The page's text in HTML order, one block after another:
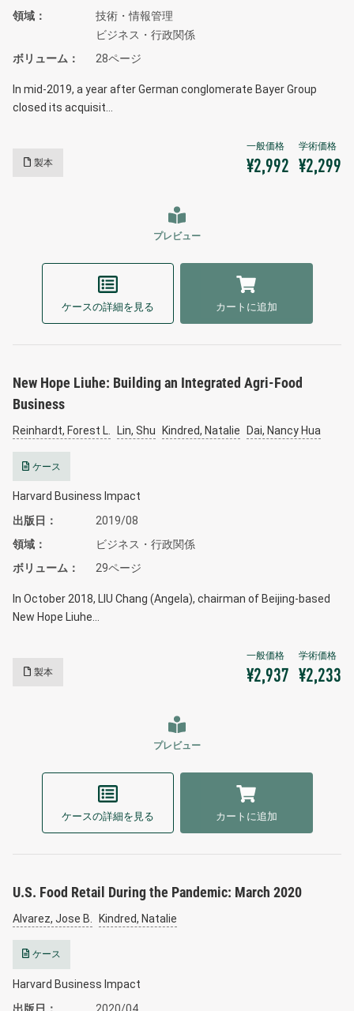
領域
技術・情報管理
ビジネス・行政関係
ボリューム
28ページ
In mid-2019, a year after German conglomerate Bayer Group
closed its acquisit…
製本 ¥2,992 ¥2,299
プレビュー
ケースの詳細を見る カートに追加
New Hope Liuhe: Building an Integrated Agri-Food
Business
Reinhardt, Forest L. Lin, Shu Kindred, Natalie Dai, Nancy Hua
ケース
Harvard Business Impact
出版日
2019/08
領域
ビジネス・行政関係
ボリューム
29ページ
In October 2018, LIU Chang (Angela), chairman of Beijing-based
New Hope Liuhe…
製本 ¥2,937 ¥2,233
プレビュー
ケースの詳細を見る カートに追加
U.S. Food Retail During the Pandemic: March 2020
Alvarez, Jose B. Kindred, Natalie
ケース
Harvard Business Impact